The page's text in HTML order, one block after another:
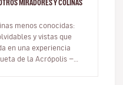
MIRADORES Y COLINAS
menos conocidas:
y vistas que
en una experiencia